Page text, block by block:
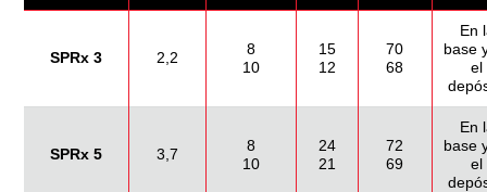
SPRx 3 2,2
8
10
15
12
70
68
En
base
el
SPRx 5 3,7
8
10
24
21
72
69
En
base
el